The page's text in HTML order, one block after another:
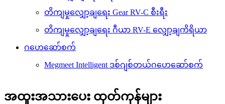
တိကျမှုလျှော့ချရေး Gear RV-C စီးရီး
တိကျမှုလျှော့ချရေး ဂီယာ RV-E လျှော့ချကိရိယာ
ဂဟေဆော်စက်
Megmeet Intelligent ဒစ်ဂျစ်တယ်ဂဟေဆော်စက်
အထူးအသားပေး ထုတ်ကုန်များ